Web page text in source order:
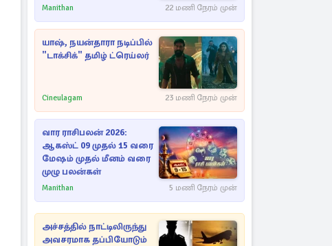
Manithan 22 மணி நேரம் முன்
யாஷ், நயன்தாரா நடிப்பில்
"டாக்சிக்" தமிழ் ட்ரெய்லர்
Cineulagam 23 மணி நேரம் முன்
வார ராசிபலன் 2026:
ஆகஸ்ட் 09 முதல் 15 வரை
மேஷம் முதல் மீனம் வரை
முழு பலன்கள்
Manithan 5 மணி நேரம் முன்
அச்சத்தில் நாட்டிலிருந்து
அவசரமாக தப்பியோடும்